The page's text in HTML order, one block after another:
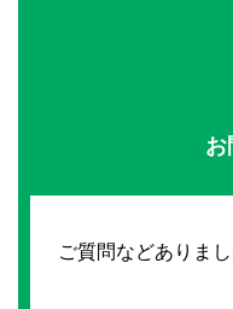
ご質問などありま